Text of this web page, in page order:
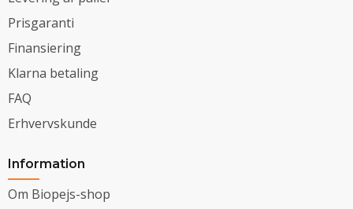
Prisgaranti
Finansiering
Klarna betaling
FAQ
Erhvervskunde
Information
Om Biopejs-shop